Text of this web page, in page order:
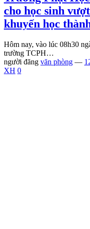
cho học sinh
khuyến học
Hôm nay, vào lúc 08h30
trường TCPH…
người đăng văn phòng —
XH 0